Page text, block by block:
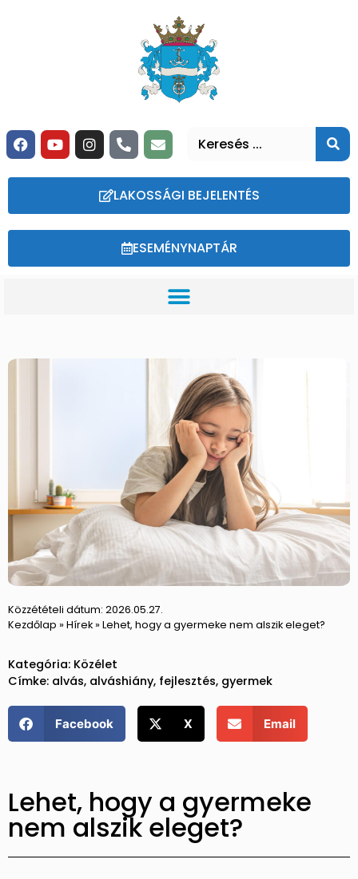
LAKOSSÁGI BEJELENTÉS
ESEMÉNYNAPTÁR
Közzétételi dátum: 2026.05.27.
Kezdőlap » Hírek» Lehet, hogy a gyermeke nem alszik eleget?
Kategória: Közélet
Címke: alvás, alváshiány, fejlesztés, gyermek
Facebook X Email
Lehet, hogy a gyermeke
nem alszik eleget?